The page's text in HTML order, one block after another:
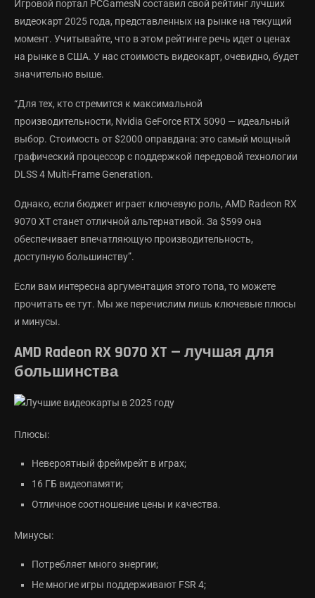
Игровой портал PCGamesN составил свой рейтинг лучших
видеокарт 2025 года, представленных на рынке на текущий
момент. Учитывайте, что в этом рейтинге речь идет о ценах
на рынке в США. У нас стоимость видеокарт, очевидно, будет
значительно выше.
“Для тех, кто стремится к максимальной
производительности, Nvidia GeForce RTX 5090 — идеальный
выбор. Стоимость от $2000 оправдана: это самый мощный
графический процессор с поддержкой передовой технологии
DLSS 4 Multi-Frame Generation.
Однако, если бюджет играет ключевую роль, AMD Radeon RX
9070 XT станет отличной альтернативой. За $599 она
обеспечивает впечатляющую производительность,
доступную большинству”.
Если вам интересна аргументация этого топа, то можете
прочитать ее тут. Мы же перечислим лишь ключевые плюсы
и минусы.
AMD Radeon RX 9070 XT — лучшая для
большинства
Плюсы:
Невероятный фреймрейт в играх;
16 ГБ видеопамяти;
Отличное соотношение цены и качества.
Минусы:
Потребляет много энергии;
Не многие игры поддерживают FSR 4;